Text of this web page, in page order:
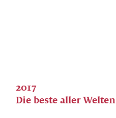
2017
Die beste aller Welten